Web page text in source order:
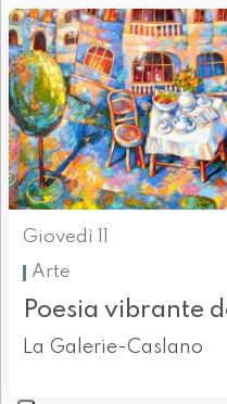
Giovedì 11
Arte
Poesia vibrante
La Galerie-Caslano